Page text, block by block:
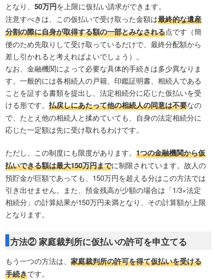
となり、50万円を上限に仮払い請求ができます。
注意すべきは、この仮払いで受け取った金額は最終的な遺産
分割の際に自身が取得する額の一部とみなされる点です（簡
便のため先取りして受け取っているだけで、最終分配額から
差し引かれると考えればよいでしょう）。
なお、金融機関によって必要な具体的手続きは多少異なりま
す。一般的には各相続人の戸籍、印鑑証明書、相続人である
ことを証する書類を提出し、法定相続分に応じた仮払いを受
ける形です。払戻しにあたって他の相続人の同意は不要なの
で、たとえ他の相続人と揉めていても、自身の法定相続分に
応じた一定額は先に受け取れるわけです。
ただし、この制度にも限度があります。1つの金融機関から仮
払いできる額は最大150万円までに制限されています。故人の
預貯金が巨額であっても、150万円を超える分はこの方法では
引き出せません。また、預金残高が少額の場合は「1/3×法定
相続分」の計算結果が150万円未満となり、その計算額が上限
となります。
方法② 家庭裁判所に仮払いの許可を申立てる
もう一つの方法は、家庭裁判所の許可を得て仮払いを受ける
手続きです。